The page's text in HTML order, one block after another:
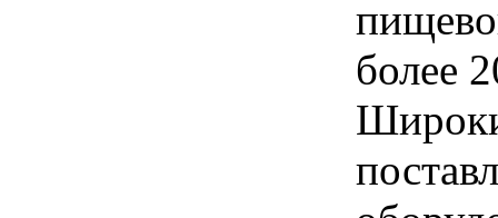
более